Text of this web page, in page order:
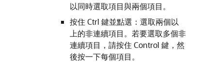
以同時選取項目與兩個項目。
按住 Ctrl 鍵並點選：選取兩個以
上的非連續項目。若要選取多個非
連續項目，請按住 Control 鍵，然
後按一下每個項目。